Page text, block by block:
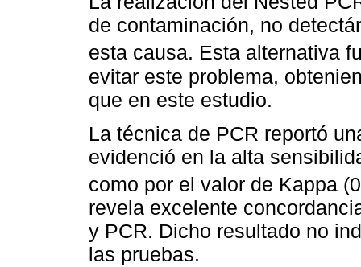
de contaminación, no
esta causa. Esta alternativa
evitar este problema,
que en este estudio.
La técnica de PCR reportó
evidenció en la alta
como por el valor de Kappa
revela excelente
y PCR. Dicho resultado no
las pruebas.